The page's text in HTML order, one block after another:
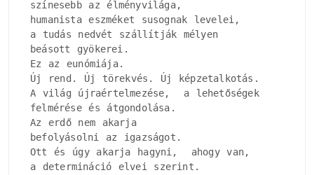
színesebb az élményvilága,
humanista eszméket susognak levelei,
a tudás nedvét szállítják mélyen
beásott gyökerei.
Ez az eunómiája.
Új rend. Új törekvés. Új képzetalkotás.
A világ újraértelmezése,  a lehetőségek
felmérése és átgondolása.
Az erdő nem akarja
befolyásolni az igazságot.
Ott és úgy akarja hagyni,  ahogy van,
a determináció elvei szerint.